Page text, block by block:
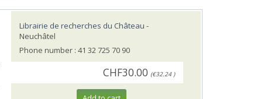
Librairie de recherches du Château -
Neuchâtel
Phone number : 41 32 725 70 90
CHF30.00 (€32.24 )